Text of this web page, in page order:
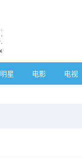
明星 电影 电视